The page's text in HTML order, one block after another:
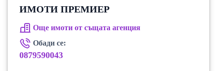
ИМОТИ ПРЕМИЕР
Още имоти от същата агенция
Обади се:
0879590043